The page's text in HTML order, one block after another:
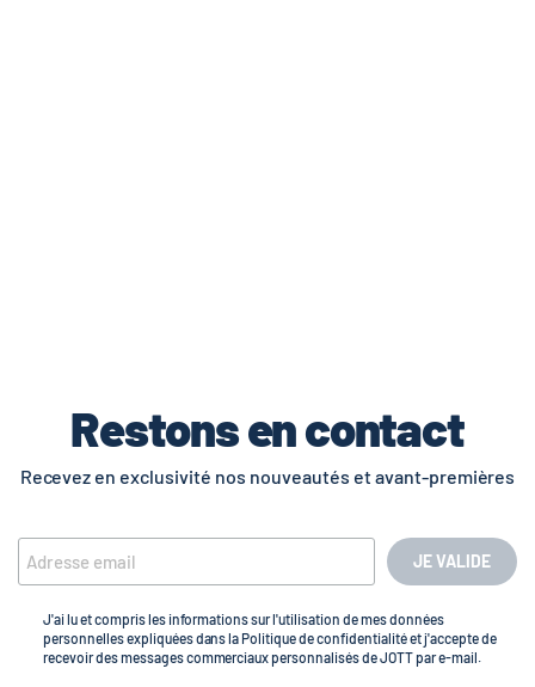
Restons en contact
Recevez en exclusivité nos nouveautés et avant-premières
JE VALIDE
J'ai lu et compris les informations sur l'utilisation de mes données
personnelles expliquées dans la Politique de confidentialité et j'accepte de
recevoir des messages commerciaux personnalisés de JOTT par e-mail.